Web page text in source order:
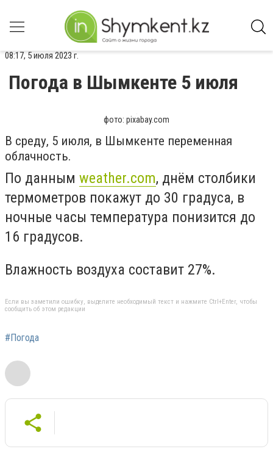
08:17, 5 июля 2023 г.
Погода в Шымкенте 5 июля
фото: pixabay.com
В среду, 5 июля, в Шымкенте переменная
облачность.
По данным weather.com, днём столбики
термометров покажут до 30 градуса, в
ночные часы температура понизится до
16 градусов.
Влажность воздуха составит 27%.
Если вы заметили ошибку, выделите необходимый текст и нажмите Ctrl+Enter, чтобы
сообщить об этом редакции
#Погода